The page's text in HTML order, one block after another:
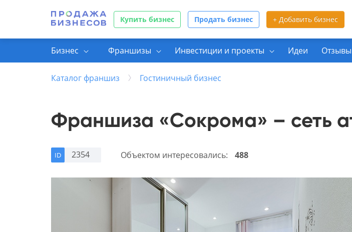
Купить бизнес Продать бизнес + Добавить бизнес
Бизнес Франшизы Инвестиции и проекты Идеи Отзывы
Каталог франшиз Гостиничный бизнес
Франшиза «Сокрома» – сеть
ID 2354 Объектом интересовались: 488